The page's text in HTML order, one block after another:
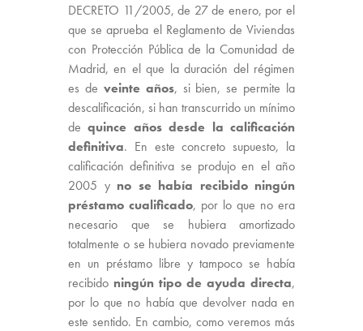
DECRETO 11/2005, de 27 de enero, por el
que se aprueba el Reglamento de Viviendas
con Protección Pública de la Comunidad de
Madrid, en el que la duración del régimen
es de veinte años, si bien, se permite la
descalificación, si han transcurrido un mínimo
dequince años desde la calificación
definitiva. En este concreto supuesto, la
calificación definitiva se produjo en el año
2005 y no se había recibido ningún
préstamo cualificado, por lo que no era
necesario que se hubiera amortizado
totalmente o se hubiera novado previamente
en un préstamo libre y tampoco se había
recibido ningún tipo de ayuda directa,
por lo que no había que devolver nada en
este sentido. En cambio, como veremos más